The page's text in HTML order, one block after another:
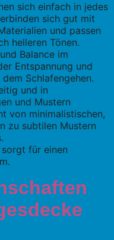
sich einfach in jedes
sich gut mit
und passen
helleren Tönen.
Balance im
Entspannung und
Schlafengehen.
und in
und Mustern
von minimalistischen,
zu subtilen Mustern
für einen